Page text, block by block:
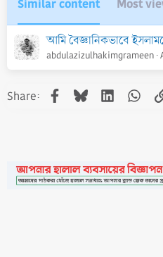
Similar content Most
আমি বৈজ্ঞানিকভাবে
abdulazizulhakimgrameen
Share: Facebook
BlueskyLinkedIn